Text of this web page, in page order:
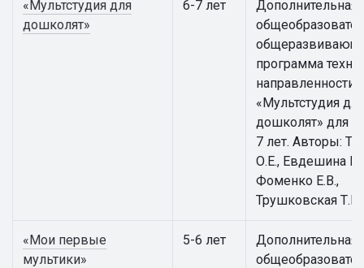
«Мультстудия для
дошколят»
6-7 лет
Дополнительная
программа
направленности
«Мультстудия для
дошколят» для
7 лет. Авторы:
О.Е., Евдешина
Фоменко Е.В.,
Трушковская Т.Е.
«Мои первые
мультики»
5-6 лет
Дополнительная